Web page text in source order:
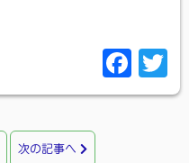
F
a
次の記事へ